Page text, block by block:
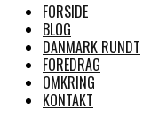
FORSIDE
BLOG
DANMARK RUNDT
FOREDRAG
OMKRING
KONTAKT